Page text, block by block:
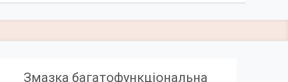
Змазка багатофункціональна